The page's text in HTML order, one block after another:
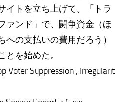
イトを立ち上げて、「トラ
ァンド」で、闘争資金（ほ
への支払いの費用だろう）
とを始めた。
Suppression , Irregularit